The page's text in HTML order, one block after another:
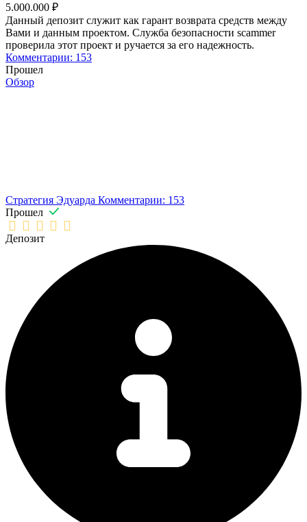
5.000.000 ₽
Данный депозит служит как гарант возврата средств между
Вами и данным проектом. Служба безопасности scammer
проверила этот проект и ручается за его надежность.
Комментарии: 153
Прошел
Обзор
Стратегия Эдуарда Комментарии: 153
Прошел
Депозит